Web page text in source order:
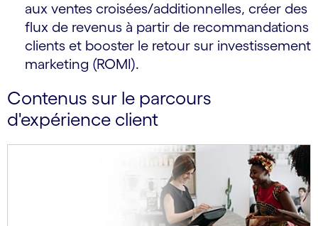
aux ventes croisées/additionnelles, créer des
flux de revenus à partir de recommandations
clients et booster le retour sur investissement
marketing (ROMI).
Contenus sur le parcours
d'expérience client